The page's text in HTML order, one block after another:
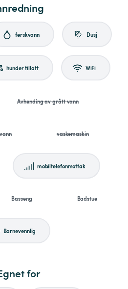
ferskvann Dusj
hunder tillatt WiFi
Avhending av grått vann
vaskemaskin
mobiltelefonmottak
Basseng Badstue
Barnevennlig
for